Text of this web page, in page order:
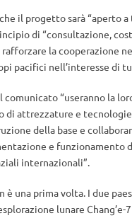
il progetto sarà “aperto
di “consultazione,
la cooperazione
pacifici nell’interesse di
“useranno la
di attrezzature e
della base e
e funzionamento
internazionali”.
una prima volta. I due
lunare Chang’e-